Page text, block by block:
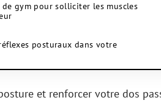
gym pour solliciter les muscles
posturaux dans votre
et renforcer votre dos